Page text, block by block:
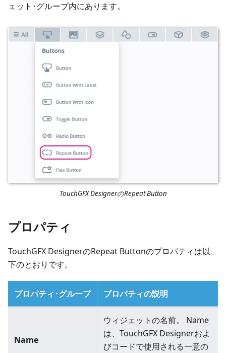
ェット･グループ内にあります。
TouchGFX DesignerのRepeat Button
プロパティ
TouchGFX DesignerのRepeat Buttonのプロパティは以
下のとおりです。
プロパティ･グループ プロパティの説明
Name
ウィジェットの名前。 Name
は、TouchGFX Designerおよ
びコードで使用される一意の